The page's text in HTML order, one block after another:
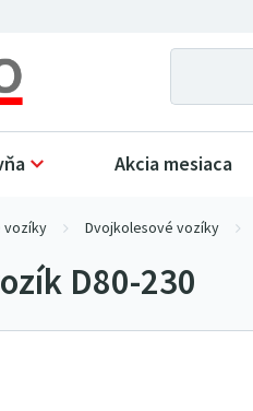
Akcia mesiaca
vozíky Dvojkolesové vozíky
D80-230